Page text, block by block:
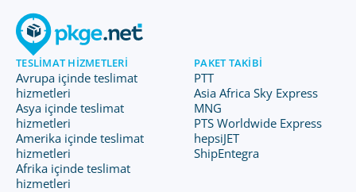
TESLIMAT HIZMETLERI
Avrupa içinde teslimat
hizmetleri
Asya içinde teslimat
hizmetleri
Amerika içinde teslimat
hizmetleri
Afrika içinde teslimat
hizmetleri
PAKET TAKIBI
PTT
Asia Africa Sky Express
MNG
PTS Worldwide Express
hepsiJET
ShipEntegra